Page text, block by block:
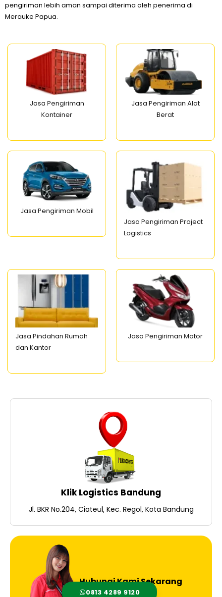
pengiriman lebih aman sampai diterima oleh penerima di
Merauke Papua.
Jasa Pengiriman
Kontainer
Jasa Pengiriman Alat
Berat
Jasa Pengiriman Mobil
Jasa Pengiriman Project
Logistics
Jasa Pindahan Rumah
dan Kantor
Jasa Pengiriman Motor
Klik Logistics Bandung
Jl. BKR No.204, Ciateul, Kec. Regol, Kota Bandung
Hubungi Kami Sekarang
0813 4289 9120